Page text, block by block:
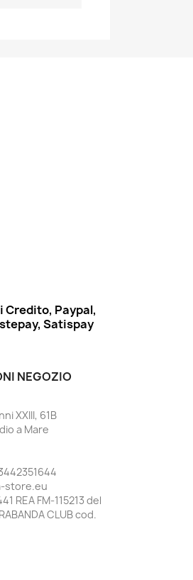
Credito, Paypal,
Satispay
NEGOZIO
XXIII, 61B
a Mare
store.eu
REA FM-115213 del
CLUB cod.